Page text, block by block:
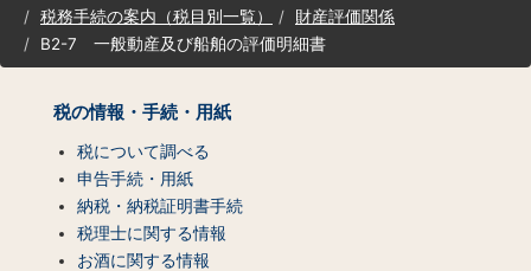
プ
税務手続の案内（税目別一覧）
財産評価関係
B2-7 一般動産及び船舶の評価明細書
税の情報・手続・用紙
税について調べる
申告手続・用紙
納税・納税証明書手続
税理士に関する情報
お酒に関する情報